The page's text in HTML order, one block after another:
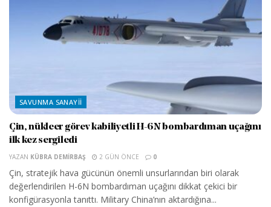
SAVUNMA SANAYII
Çin, nükleer görev kabiliyetli H-6N bombardıman uçağını
ilk kez sergiledi
YAZAN KÜBRA DEMIRBAŞ 2 GÜN ÖNCE 0
Çin, stratejik hava gücünün önemli unsurlarından biri olarak
değerlendirilen H-6N bombardıman uçağını dikkat çekici bir
konfigürasyonla tanıttı. Military China’nın aktardığına...